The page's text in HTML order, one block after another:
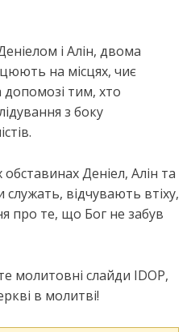
і Алін, двома
на місцях, чиє
допомозі тим, хто
з боку
обставинах Деніел, Алін та
відчувають втіху,
про те, що Бог не забув
молитовні слайди IDOP,
в молитві!